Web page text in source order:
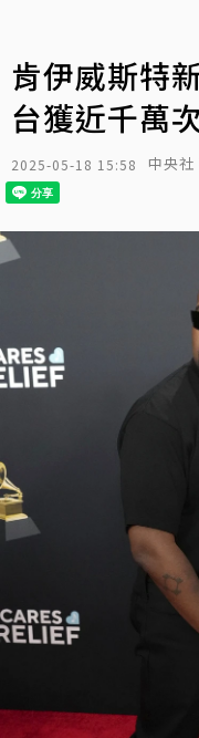
肯伊威斯特
台獲近千萬
2025-05-18 15:58 中央